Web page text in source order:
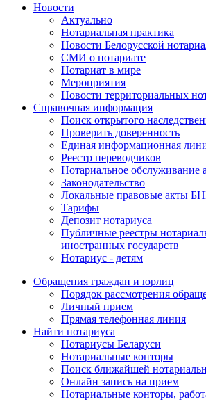
Новости
Актуально
Нотариальная практика
Новости Белорусской
СМИ о нотариате
Нотариат в мире
Мероприятия
Новости территориальных
Справочная информация
Поиск открытого
Проверить доверенность
Единая информационная
Реестр переводчиков
Нотариальное обслуживание
Законодательство
Локальные правовые акты
Тарифы
Депозит нотариуса
Публичные реестры
иностранных государств
Нотариус - детям
Обращения граждан и юрлиц
Порядок рассмотрения
Личный прием
Прямая телефонная линия
Найти нотариуса
Нотариусы Беларуси
Нотариальные конторы
Поиск ближайшей
Онлайн запись на прием
Нотариальные конторы,